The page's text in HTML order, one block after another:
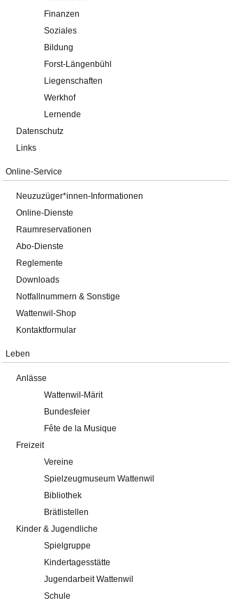
Finanzen
Soziales
Bildung
Forst-Längenbühl
Liegenschaften
Werkhof
Lernende
Datenschutz
Links
Online-Service
Neuzuzüger*innen-Informationen
Online-Dienste
Raumreservationen
Abo-Dienste
Reglemente
Downloads
Notfallnummern & Sonstige
Wattenwil-Shop
Kontaktformular
Leben
Anlässe
Wattenwil-Märit
Bundesfeier
Fête de la Musique
Freizeit
Vereine
Spielzeugmuseum Wattenwil
Bibliothek
Brätlistellen
Kinder & Jugendliche
Spielgruppe
Kindertagesstätte
Jugendarbeit Wattenwil
Schule